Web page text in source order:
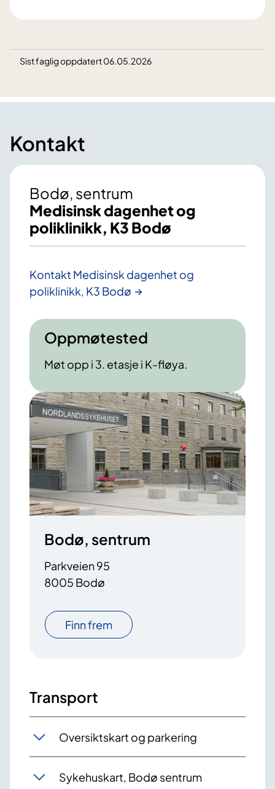
Sist faglig oppdatert 06.05.2026
Kontakt
Bodø, sentrum
Medisinsk dagenhet og
poliklinikk, K3 Bodø
Kontakt Medisinsk dagenhet og
poliklinikk, K3 Bodø
Oppmøtested
Møt opp i 3. etasje i K-fløya.
Bodø, sentrum
Parkveien 95
8005 Bodø
Finn frem
Transport
Oversiktskart og parkering
Sykehuskart, Bodø sentrum